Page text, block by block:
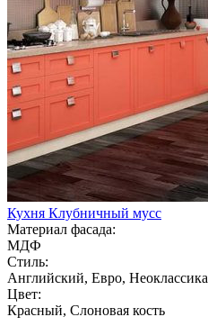
Кухня Клубничный мусс
Материал фасада:
МДФ
Стиль:
Английский, Евро, Неоклассика
Цвет:
Красный, Слоновая кость